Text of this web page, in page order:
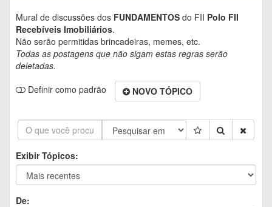
Mural de discussões dos FUNDAMENTOS do FII Polo FII
Recebíveis Imobiliários.
Não serão permitidas brincadeiras, memes, etc.
Todas as postagens que não sigam estas regras serão
deletadas.
Definir como padrão
NOVO TÓPICO
Exibir Tópicos:
De: